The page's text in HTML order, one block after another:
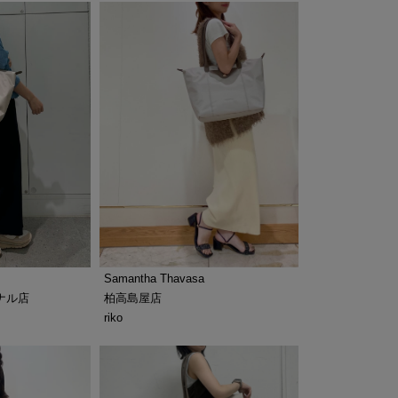
ル店
Samantha Thavasa
柏高島屋店
riko